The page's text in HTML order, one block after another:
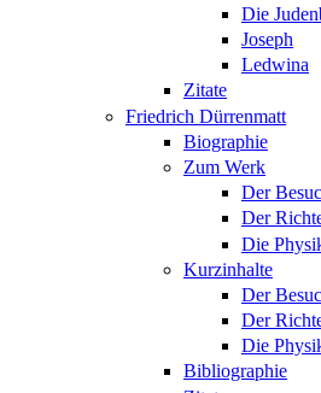
Die
Joseph
Ledwina
Zitate
Friedrich Dürrenmatt
Biographie
Zum Werk
Der
Der
Die
Kurzinhalte
Der
Der
Die
Bibliographie